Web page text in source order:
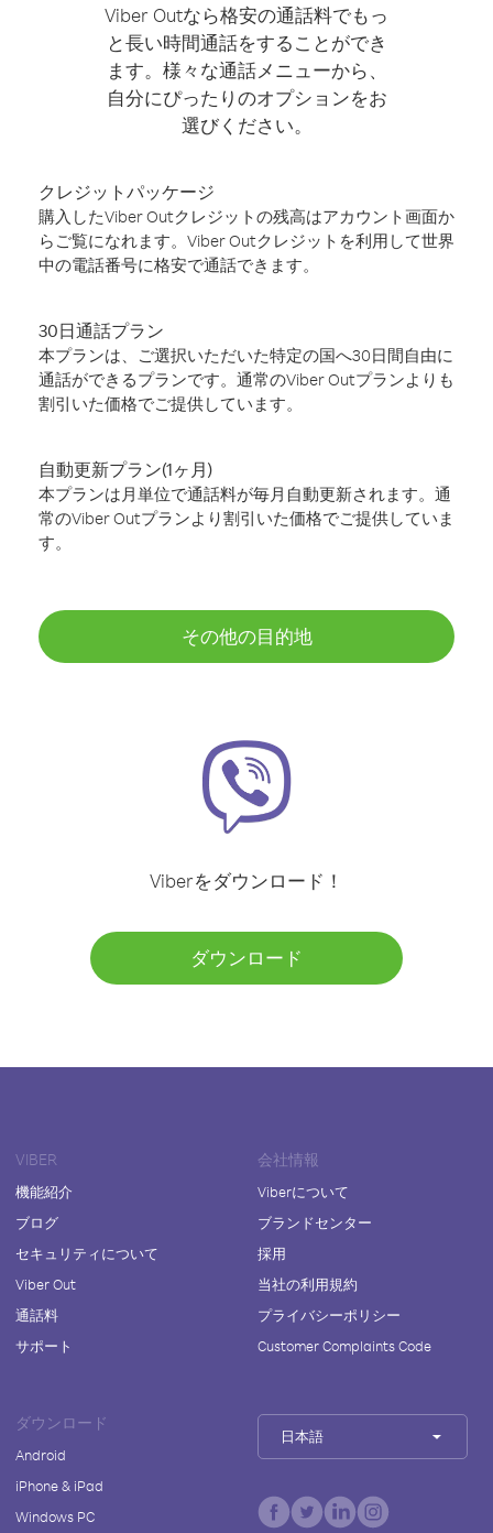
Viber Outなら格安の通話料でもっ
と長い時間通話をすることができ
ます。様々な通話メニューから、
自分にぴったりのオプションをお
選びください。
クレジットパッケージ
購入したViber Outクレジットの残高はアカウント画面か
らご覧になれます。Viber Outクレジットを利用して世界
中の電話番号に格安で通話できます。
30日通話プラン
本プランは、ご選択いただいた特定の国へ30日間自由に
通話ができるプランです。通常のViber Outプランよりも
割引いた価格でご提供しています。
自動更新プラン(1ヶ月)
本プランは月単位で通話料が毎月自動更新されます。通
常のViber Outプランより割引いた価格でご提供していま
す。
その他の目的地
Viberをダウンロード！
ダウンロード
VIBER
機能紹介
ブログ
セキュリティについて
Viber Out
通話料
サポート
会社情報
Viberについて
ブランドセンター
採用
当社の利用規約
プライバシーポリシー
Customer Complaints Code
ダウンロード
Android
iPhone & iPad
Windows PC
日本語